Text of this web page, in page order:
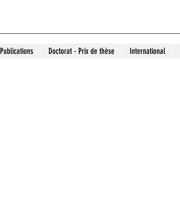
Publications Doctorat - Prix de thèse International